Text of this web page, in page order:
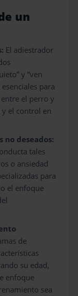
un
El adiestrador
y “ven
para
el perro y
el control en
deseados:
tales
o ansiedad
para
el enfoque
de
su edad,
enfoque
sea